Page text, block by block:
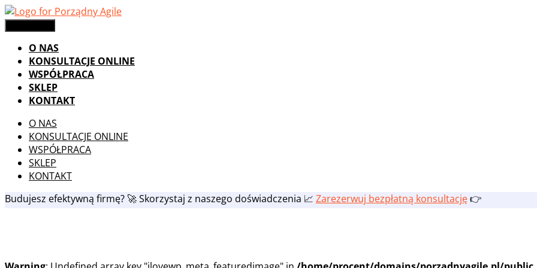
Skip
to
O NAS
KONSULTACJE ONLINE
WSPÓŁPRACA
SKLEP
KONTAKT
O NAS
KONSULTACJE ONLINE
WSPÓŁPRACA
SKLEP
KONTAKT
Budujesz efektywną firmę? 🚀 Skorzystaj z naszego doświadczenia 📈 Zarezerwuj bezpłatną konsultację👉